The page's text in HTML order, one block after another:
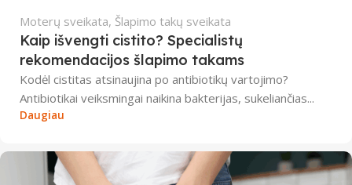
Moterų sveikata, Šlapimo takų sveikata
Kaip išvengti cistito? Specialistų
rekomendacijos šlapimo takams
Kodėl cistitas atsinaujina po antibiotikų vartojimo?
Antibiotikai veiksmingai naikina bakterijas, sukeliančias...
Daugiau